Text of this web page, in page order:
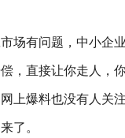
场有问题，中小企
，直接让你走人，
上爆料也没有人关
了。